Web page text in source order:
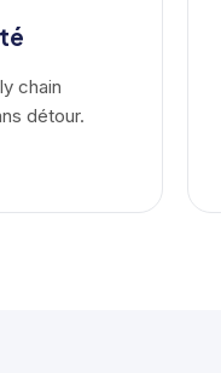
chain
détour.